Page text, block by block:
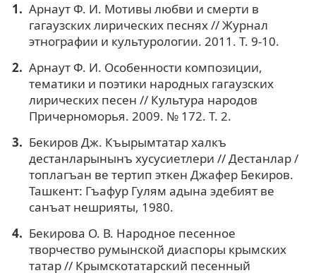
Арнаут Ф. И. Мотивы любви и смерти в
гагаузских лирических песнях // Журнал
этнографии и культурологии. 2011. Т. 9-10.
Арнаут Ф. И. Особенности композиции,
тематики и поэтики народных гагаузских
лирических песен // Культура народов
Причерноморья. 2009. № 172. Т. 2.
Бекиров Дж. Къырымтатар халкъ
дестанларынынъ хусусиетлери // Дестанлар /
топлагъан ве тертип эткен Джафер Бекиров.
Ташкент: Гъафур Гулям адына эдебият ве
санъат нешрияты, 1980.
Бекирова О. В. Народное песенное
творчество румынской диаспоры крымских
татар // Крымскотатарский песенный